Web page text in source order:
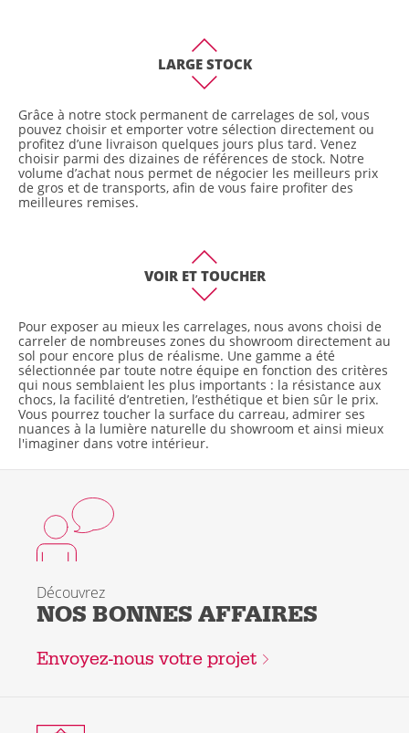
LARGE STOCK
Grâce à notre stock permanent de carrelages de sol, vous
pouvez choisir et emporter votre sélection directement ou
profitez d’une livraison quelques jours plus tard. Venez
choisir parmi des dizaines de références de stock. Notre
volume d’achat nous permet de négocier les meilleurs prix
de gros et de transports, afin de vous faire profiter des
meilleures remises.
VOIR ET TOUCHER
Pour exposer au mieux les carrelages, nous avons choisi de
carreler de nombreuses zones du showroom directement au
sol pour encore plus de réalisme. Une gamme a été
sélectionnée par toute notre équipe en fonction des critères
qui nous semblaient les plus importants : la résistance aux
chocs, la facilité d’entretien, l’esthétique et bien sûr le prix.
Vous pourrez toucher la surface du carreau, admirer ses
nuances à la lumière naturelle du showroom et ainsi mieux
l'imaginer dans votre intérieur.
Découvrez
NOS BONNES AFFAIRES
Envoyez-nous votre projet